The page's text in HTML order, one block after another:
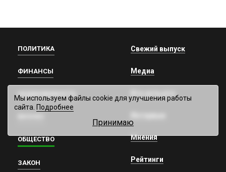
ПОЛИТИКА
ФИНАНСЫ
НЕДВИЖИМОСТЬ
ОБЩЕСТВО
ЗАКОН
Свежий выпуск
Медиа
Мнения
Рейтинги
Мы используем файлы cookie для улучшения работы
сайта. Подробнее
Принимаю